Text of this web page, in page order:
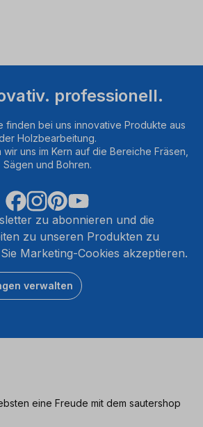
professionell.
finden bei uns innovative Produkte aus
Holzbearbeitung.
uns im Kern auf die Bereiche Fräsen,
Sägen und Bohren.
zu abonnieren und die
zu unseren Produkten zu
Marketing-Cookies akzeptieren.
verwalten
eine Freude mit dem sautershop